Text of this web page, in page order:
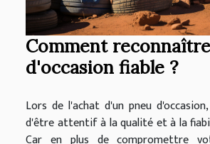
Comment
d'occasion fiable ?
Lors de l'achat d'un pneu
d'être attentif à la qualité et à la
Car en plus de compromettre